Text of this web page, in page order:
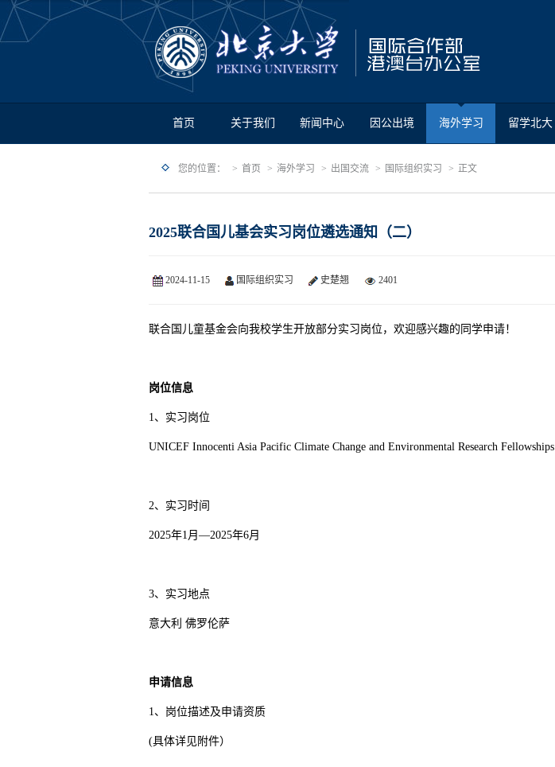
首页 关于我们 新闻中心 因公出境 海外学习 留学北大
您的位置： 首页 海外学习 出国交流 国际组织实习 正文
2025联合国儿基会实习岗位遴选通知（二）
2024-11-15 国际组织实习 史楚翘 2401
联合国儿童基金会向我校学生开放部分实习岗位，欢迎感兴趣的同学申请！
岗位信息
1、实习岗位
UNICEF Innocenti Asia Pacific Climate Change and Environmental Research Fellowships
2、实习时间
2025年1月—2025年6月
3、实习地点
意大利 佛罗伦萨
申请信息
1、岗位描述及申请资质
(具体详见附件）